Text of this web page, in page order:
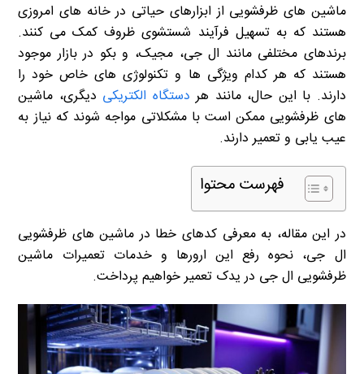
ماشین های ظرفشویی از ابزارهای حیاتی در خانه های امروزی
هستند که به تسهیل فرآیند شستشوی ظروف کمک می کنند.
برندهای مختلفی مانند ال جی، مجیک، و بکو در بازار موجود
هستند که هر کدام ویژگی ها و تکنولوژی های خاص خود را
دارند. با این حال، مانند هر دستگاه الکتریکی دیگری، ماشین
های ظرفشویی ممکن است با مشکلاتی مواجه شوند که نیاز به
عیب یابی و تعمیر دارند.
فهرست محتوا
در این مقاله، به معرفی کدهای خطا در ماشین های ظرفشویی
ال جی، نحوه رفع این ارورها و خدمات تعمیرات ماشین
ظرفشویی ال جی در یدک تعمیر خواهیم پرداخت.